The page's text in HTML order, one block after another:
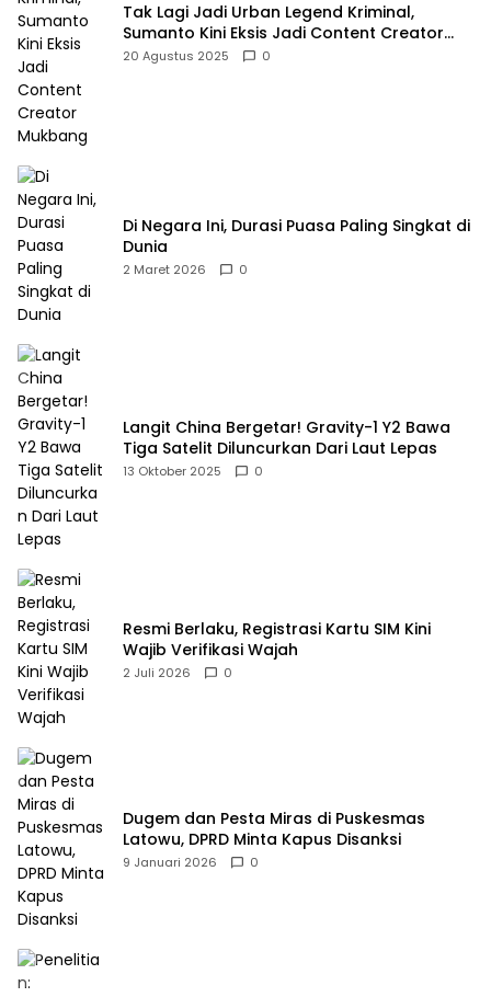
Tak Lagi Jadi Urban Legend Kriminal,
Sumanto Kini Eksis Jadi Content Creator
Mukbang
20 Agustus 2025 0
Di Negara Ini, Durasi Puasa Paling Singkat di
Dunia
2 Maret 2026 0
Langit China Bergetar! Gravity-1 Y2 Bawa
Tiga Satelit Diluncurkan Dari Laut Lepas
13 Oktober 2025 0
Resmi Berlaku, Registrasi Kartu SIM Kini
Wajib Verifikasi Wajah
2 Juli 2026 0
Dugem dan Pesta Miras di Puskesmas
Latowu, DPRD Minta Kapus Disanksi
9 Januari 2026 0